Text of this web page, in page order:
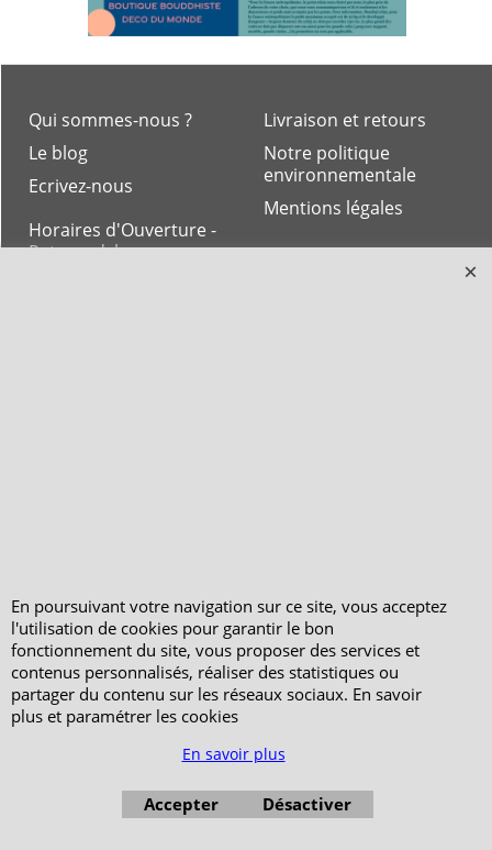
Livraison et retours
Notre politique
environnementale
Mentions légales
Qui sommes-nous ?
Le blog
Ecrivez-nous
Horaires d'Ouverture -
Peterandclo.com
En poursuivant votre navigation sur ce site, vous acceptez
l'utilisation de cookies pour garantir le bon
fonctionnement du site, vous proposer des services et
contenus personnalisés, réaliser des statistiques ou
partager du contenu sur les réseaux sociaux. En savoir
plus et paramétrer les cookies
En savoir plus
Accepter Désactiver